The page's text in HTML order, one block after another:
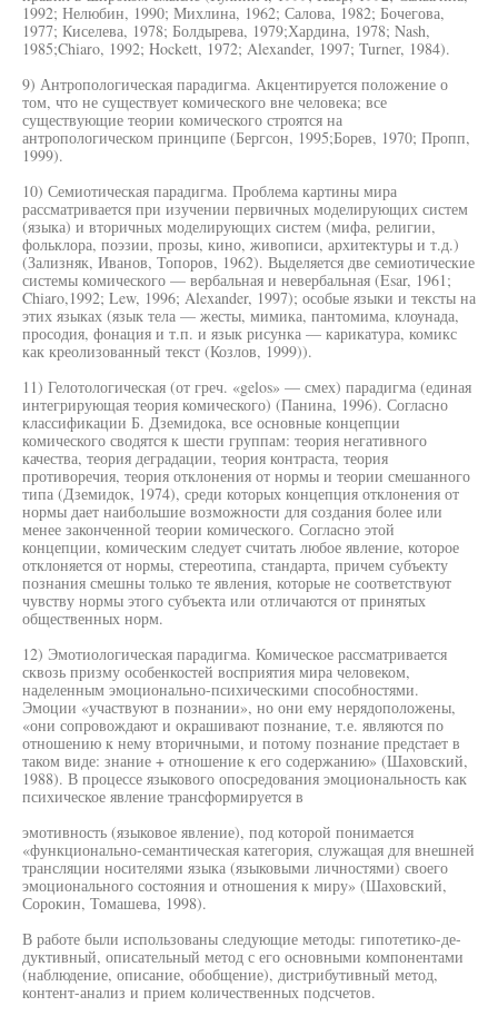
1992; Нелюбин, 1990; Михлина, 1962; Салова, 1982; Бочегова,
1977; Киселева, 1978; Болдырева, 1979;Хардина, 1978; Nash,
1985;Chiaro, 1992; Hockett, 1972; Alexander, 1997; Turner, 1984).
9) Антропологическая парадигма. Акцентируется положение о
том, что не существует комического вне человека; все
существующие теории комического строятся на
антропологическом принципе (Бергсон, 1995;Борев, 1970; Пропп,
1999).
10) Семиотическая парадигма. Проблема картины мира
рассматривается при изучении первичных моделирующих систем
(языка) и вторичных моделирующих систем (мифа, религии,
фольклора, поэзии, прозы, кино, живописи, архитектуры и т.д.)
(Зализняк, Иванов, Топоров, 1962). Выделяется две семиотические
системы комического — вербальная и невербальная (Esar, 1961;
Chiaro,1992; Lew, 1996; Alexander, 1997); особые языки и тексты на
этих языках (язык тела — жесты, мимика, пантомима, клоунада,
просодия, фонация и т.п. и язык рисунка — карикатура, комикс
как креолизованный текст (Козлов, 1999)).
11) Гелотологическая (от греч. «gelos» — смех) парадигма (единая
интегрирующая теория комического) (Панина, 1996). Согласно
классификации Б. Дземидока, все основные концепции
комического сводятся к шести группам: теория негативного
качества, теория деградации, теория контраста, теория
противоречия, теория отклонения от нормы и теории смешанного
типа (Дземидок, 1974), среди которых концепция отклонения от
нормы дает наибольшие возможности для создания более или
менее законченной теории комического. Согласно этой
концепции, комическим следует считать любое явление, которое
отклоняется от нормы, стереотипа, стандарта, причем субъекту
познания смешны только те явления, которые не соответствуют
чувству нормы этого субъекта или отличаются от принятых
общественных норм.
12) Эмотиологическая парадигма. Комическое рассматривается
сквозь призму особенкостей восприятия мира человеком,
наделенным эмоционально-психическими способностями.
Эмоции «участвуют в познании», но они ему нерядоположены,
«они сопровождают и окрашивают познание, т.е. являются по
отношению к нему вторичными, и потому познание предстает в
таком виде: знание + отношение к его содержанию» (Шаховский,
1988). В процессе языкового опосредования эмоциональность как
психическое явление трансформируется в
эмотивность (языковое явление), под которой понимается
«функционально-семантическая категория, служащая для внешней
трансляции носителями языка (языковыми личностями) своего
эмоционального состояния и отношения к миру» (Шаховский,
Сорокин, Томашева, 1998).
В работе были использованы следующие методы: гипотетико-де-
дуктивный, описательный метод с его основными компонентами
(наблюдение, описание, обобщение), дистрибутивный метод,
контент-анализ и прием количественных подсчетов.